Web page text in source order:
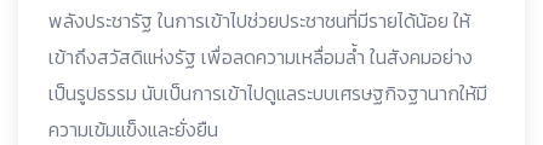
พลังประชารัฐ ในการเข้าไปช่วยประชาชนที่มีรายได้น้อย ให้
เข้าถึงสวัสดิแห่งรัฐ เพื่อลดความเหลื่อมล้ำ ในสังคมอย่าง
เป็นรูปธรรม นับเป็นการเข้าไปดูแลระบบเศรษฐกิจฐานากให้มี
ความเข้มแข็งและยั่งยืน